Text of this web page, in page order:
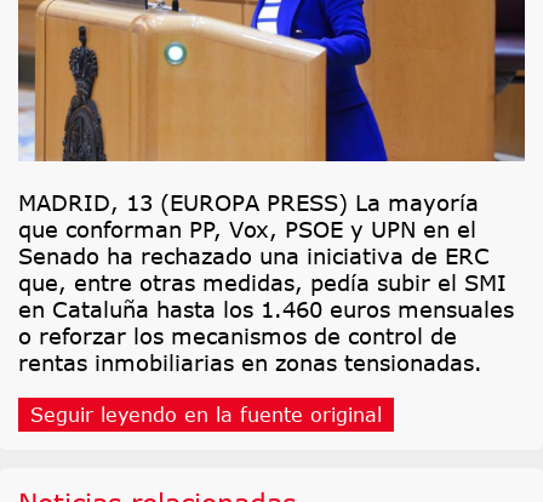
MADRID, 13 (EUROPA PRESS) La mayoría
que conforman PP, Vox, PSOE y UPN en el
Senado ha rechazado una iniciativa de ERC
que, entre otras medidas, pedía subir el SMI
en Cataluña hasta los 1.460 euros mensuales
o reforzar los mecanismos de control de
rentas inmobiliarias en zonas tensionadas.
Seguir leyendo en la fuente original